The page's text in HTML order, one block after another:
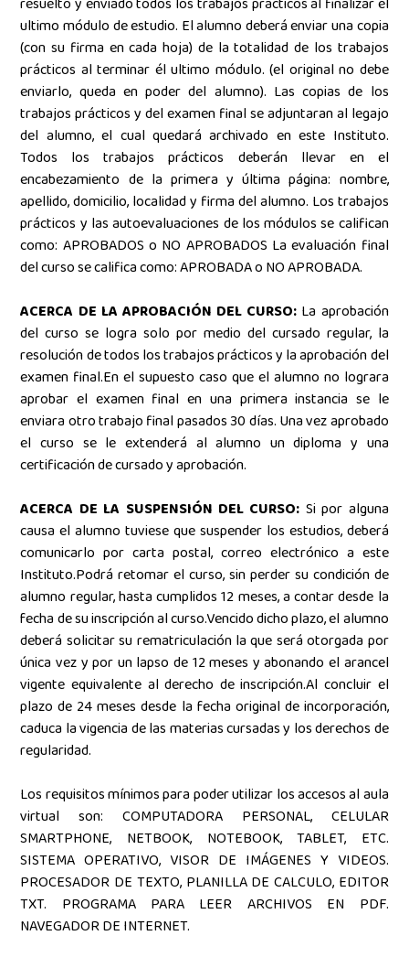
ultimo módulo de estudio. El alumno deberá enviar una copia
(con su firma en cada hoja) de la totalidad de los trabajos
prácticos al terminar él ultimo módulo. (el original no debe
enviarlo, queda en poder del alumno). Las copias de los
trabajos prácticos y del examen final se adjuntaran al legajo
del alumno, el cual quedará archivado en este Instituto.
Todos los trabajos prácticos deberán llevar en el
encabezamiento de la primera y última página: nombre,
apellido, domicilio, localidad y firma del alumno. Los trabajos
prácticos y las autoevaluaciones de los módulos se califican
como: APROBADOS o NO APROBADOS La evaluación final
del curso se califica como: APROBADA o NO APROBADA.
ACERCA DE LA APROBACIÓN DEL CURSO: La aprobación
del curso se logra solo por medio del cursado regular, la
resolución de todos los trabajos prácticos y la aprobación del
examen final.En el supuesto caso que el alumno no lograra
aprobar el examen final en una primera instancia se le
enviara otro trabajo final pasados 30 días. Una vez aprobado
el curso se le extenderá al alumno un diploma y una
certificación de cursado y aprobación.
ACERCA DE LA SUSPENSIÓN DEL CURSO: Si por alguna
causa el alumno tuviese que suspender los estudios, deberá
comunicarlo por carta postal, correo electrónico a este
Instituto.Podrá retomar el curso, sin perder su condición de
alumno regular, hasta cumplidos 12 meses, a contar desde la
fecha de su inscripción al curso.Vencido dicho plazo, el alumno
deberá solicitar su rematriculación la que será otorgada por
única vez y por un lapso de 12 meses y abonando el arancel
vigente equivalente al derecho de inscripción.Al concluir el
plazo de 24 meses desde la fecha original de incorporación,
caduca la vigencia de las materias cursadas y los derechos de
regularidad.
Los requisitos mínimos para poder utilizar los accesos al aula
virtual son: COMPUTADORA PERSONAL, CELULAR
SMARTPHONE, NETBOOK, NOTEBOOK, TABLET, ETC.
SISTEMA OPERATIVO, VISOR DE IMÁGENES Y VIDEOS.
PROCESADOR DE TEXTO, PLANILLA DE CALCULO, EDITOR
TXT. PROGRAMA PARA LEER ARCHIVOS EN PDF.
NAVEGADOR DE INTERNET.